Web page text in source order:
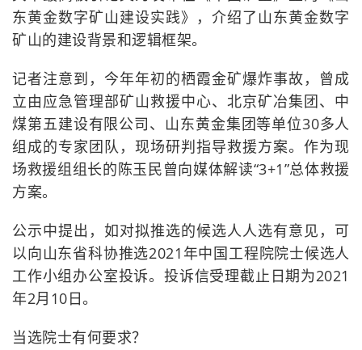
东黄金数字矿山建设实践》，介绍了山东黄金数字
矿山的建设背景和逻辑框架。
记者注意到，今年年初的栖霞金矿爆炸事故，曾成
立由应急管理部矿山救援中心、北京矿冶集团、中
煤第五建设有限公司、山东黄金集团等单位30多人
组成的专家团队，现场研判指导救援方案。作为现
场救援组组长的陈玉民曾向媒体解读“3+1”总体救援
方案。
公示中提出，如对拟推选的候选人人选有意见，可
以向山东省科协推选2021年中国工程院院士候选人
工作小组办公室投诉。投诉信受理截止日期为2021
年2月10日。
当选院士有何要求？